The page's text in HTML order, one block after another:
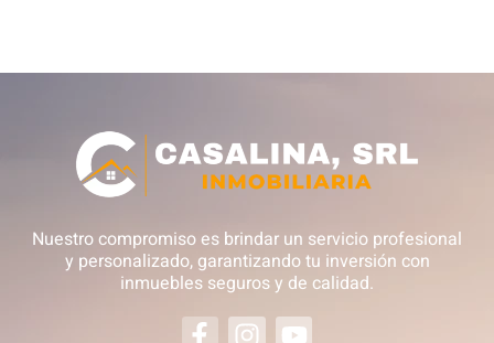
Nuestro compromiso es brindar un servicio profesional
y personalizado, garantizando tu inversión con
inmuebles seguros y de calidad.